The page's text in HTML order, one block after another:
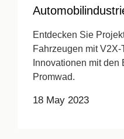
Entdecken Sie
Fahrzeugen mit
Innovationen mit den
Promwad.
18 May 2023